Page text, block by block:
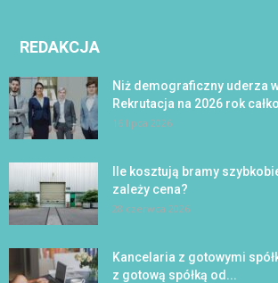
REDAKCJA
Niż demograficzny uderza
Rekrutacja na 2026 rok
16 lipca 2026
Ile kosztują bramy
zależy cena?
28 czerwca 2026
Kancelaria z gotowymi
z gotową spółką od...